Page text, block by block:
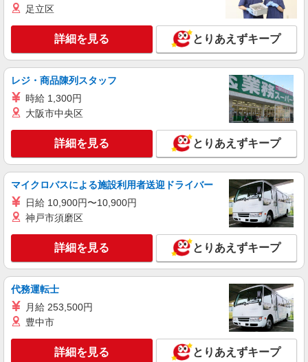
派遣社員
【softbank】人気機種に詳しくなれる携帯販
売
月給209721円〜256438円（経験・能力によ
る） ※残業代支給 ★交通費別途支給（規定あり）
゜+゜・。○。・゜+゜・。○。・゜+゜ 入社祝い金
ティブ支給(規定有) ゜・。○。・゜+゜・。
○。・゜+゜
沖縄県豊見城市のsoftbankショップ
キープ 詳細を見る
紹介予定派遣
株式会社シエロ
携帯販売スタッフ【Y!mobile】
時給1400円〜1450円（経験・能力による） ※
残業代支給 ★交通費別途支給（規定あり） ゜
+゜・。○。・゜+゜・。○。・゜+゜ 入社祝い金10
万円支給(規定有) お友達を紹介頂くと, インセンテ
ィブ支給(規定有) ★月2回払い・週払い可能（規程
有）★ ゜・。○。・゜+゜・。○。・゜+゜
沖縄県豊見城市の家電量販店
キープ 詳細を見る
足立区
詳細を見る とりあえずキープ
レジ・商品陳列スタッフ
時給 1,300円
大阪市中央区
詳細を見る とりあえずキープ
マイクロバスによる施設利用者送迎ドライバー
日給 10,900円〜10,900円
神戸市須磨区
詳細を見る とりあえずキープ
代務運転士
月給 253,500円
豊中市
詳細を見る とりあえずキープ